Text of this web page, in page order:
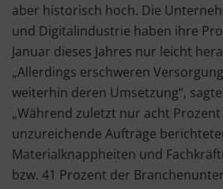
aber historisch hoch. Die
und Digitalindustrie haben ihre
Januar dieses Jahres nur leicht
„Allerdings erschweren
weiterhin deren Umsetzung“,
„Während zuletzt nur acht
unzureichende Aufträge
Materialknappheiten und
bzw. 41 Prozent der